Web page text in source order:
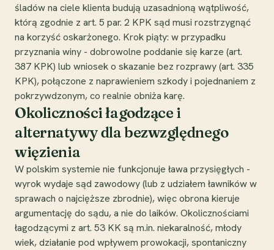
śladów na ciele klienta budują uzasadnioną wątpliwość,
którą zgodnie z art. 5 par. 2 KPK sąd musi rozstrzygnąć
na korzyść oskarżonego. Krok piąty: w przypadku
przyznania winy - dobrowolne poddanie się karze (art.
387 KPK) lub wniosek o skazanie bez rozprawy (art. 335
KPK), połączone z naprawieniem szkody i pojednaniem z
pokrzywdzonym, co realnie obniża karę.
Okoliczności łagodzące i
alternatywy dla bezwzględnego
więzienia
W polskim systemie nie funkcjonuje ława przysięgłych -
wyrok wydaje sąd zawodowy (lub z udziałem ławników w
sprawach o najcięższe zbrodnie), więc obrona kieruje
argumentację do sądu, a nie do laików. Okolicznościami
łagodzącymi z art. 53 KK są m.in. niekaralność, młody
wiek, działanie pod wpływem prowokacji, spontaniczny